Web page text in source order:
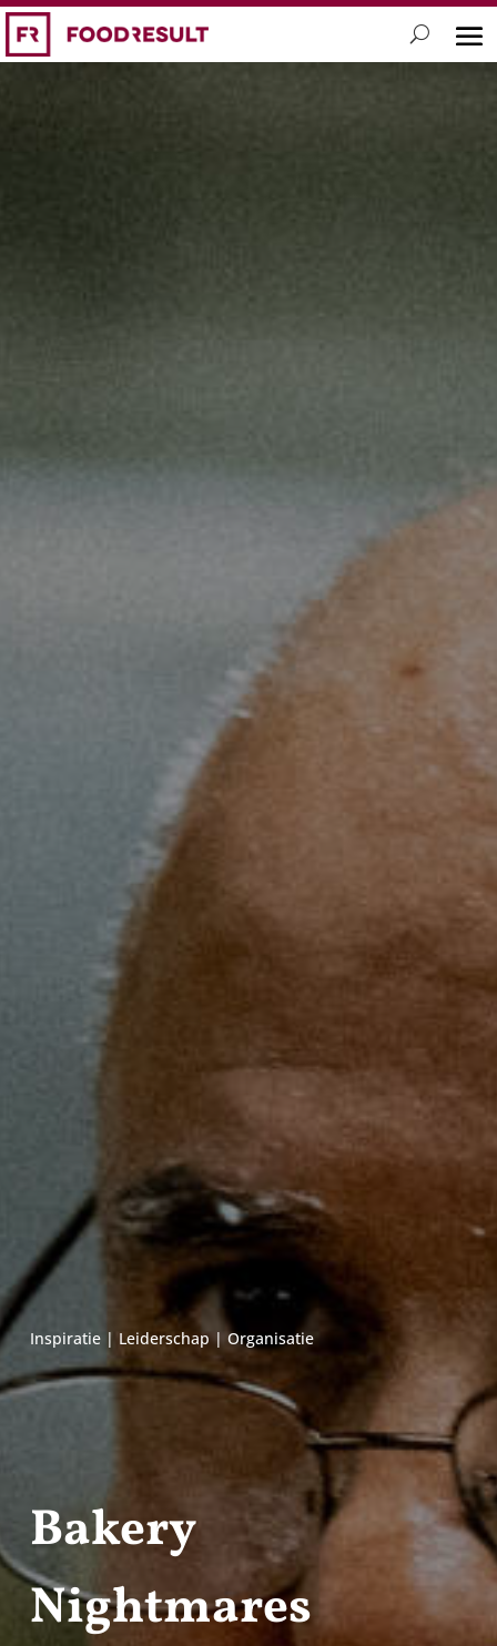
Inspiratie| Leiderschap| Organisatie
Bakery
Nightmares